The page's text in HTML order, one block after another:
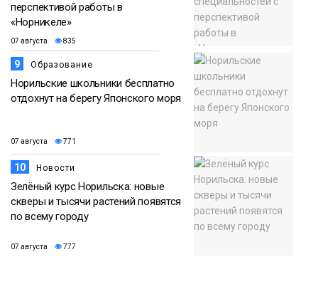
перспективой работы в
«Норникеле»
07 августа 835
9 Образование
Норильские школьники бесплатно
отдохнут на берегу Японского моря
07 августа 771
10 Новости
Зелёный курс Норильска: новые
скверы и тысячи растений появятся
по всему городу
07 августа 777